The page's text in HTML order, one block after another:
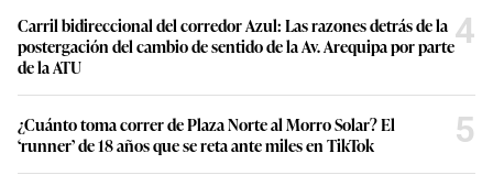
Carril bidireccional del corredor Azul: Las razones detrás de la
postergación del cambio de sentido de la Av. Arequipa por parte
de la ATU
4
¿Cuánto toma correr de Plaza Norte al Morro Solar? El
‘runner’ de 18 años que se reta ante miles en TikTok
5